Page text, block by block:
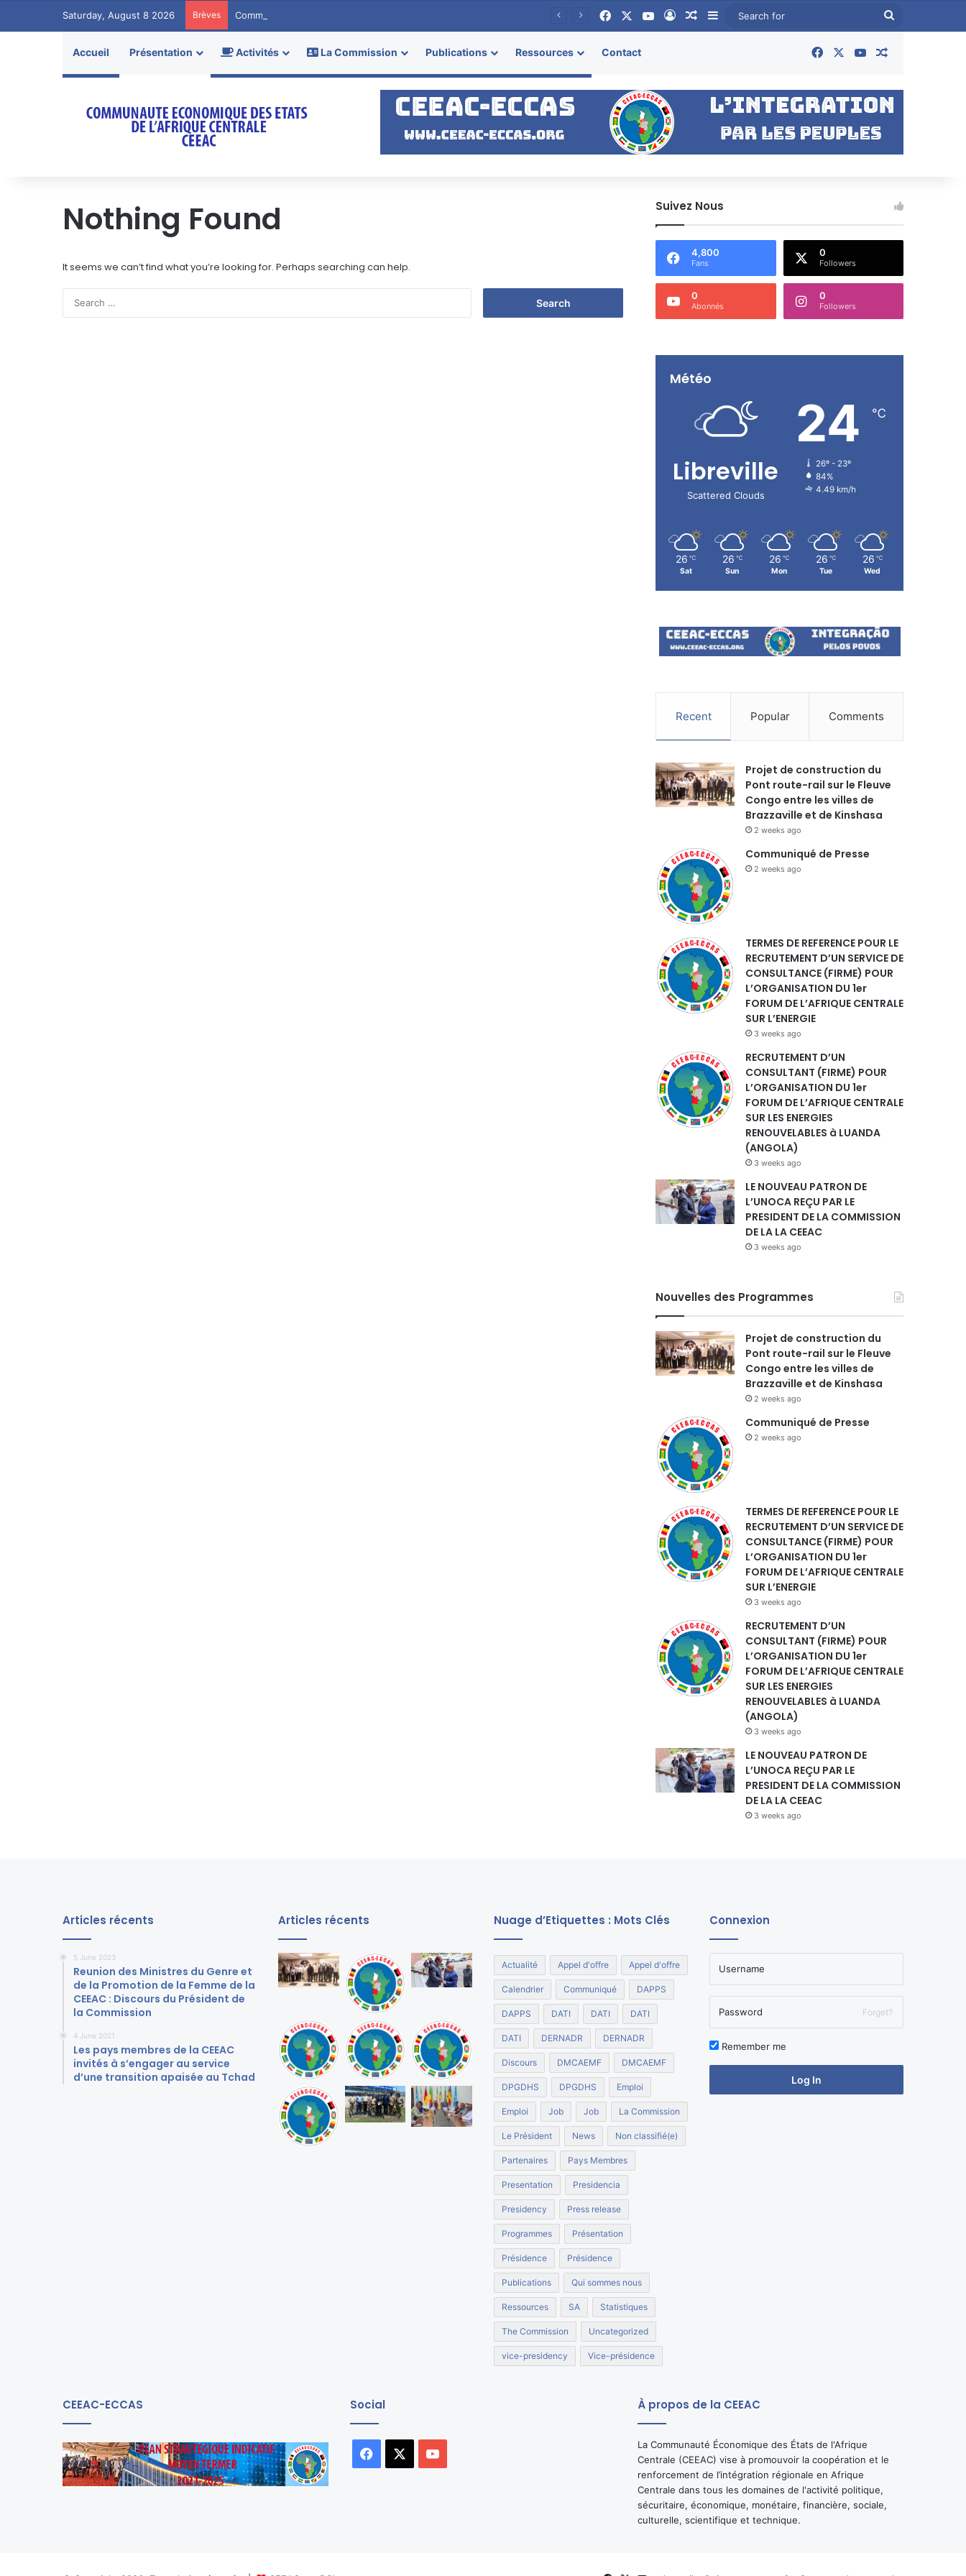
Saturday, August 8 2026 Brèves Communiqué de Presse FacebookYouTubeLog InRandom Article
Sidebar
Accueil Présentation Activités La Commission Publications Ressources Contact FacebookYouTube
Nothing Found
It seems we can’t find what you’re looking for. Perhaps searching can help.
Suivez Nous
4,800
Fans
0
Followers
0
Abonnés
0
Followers
Météo
Libreville
Scattered Clouds
24 ℃
26º - 23º
84%
4.49 km/h
26 ℃
Sat
26 ℃
Sun
26 ℃
Mon
26 ℃
Tue
26 ℃
Wed
Recent Popular Comments
Projet de construction du
Pont route-rail sur le Fleuve
Congo entre les villes de
Brazzaville et de Kinshasa
2 weeks ago
Communiqué de Presse
2 weeks ago
TERMES DE REFERENCE POUR LE
RECRUTEMENT D’UN SERVICE DE
CONSULTANCE (FIRME) POUR
L’ORGANISATION DU 1er
FORUM DE L’AFRIQUE CENTRALE
SUR L’ENERGIE
3 weeks ago
RECRUTEMENT D’UN
CONSULTANT (FIRME) POUR
L’ORGANISATION DU 1er
FORUM DE L’AFRIQUE CENTRALE
SUR LES ENERGIES
RENOUVELABLES à LUANDA
(ANGOLA)
3 weeks ago
LE NOUVEAU PATRON DE
L’UNOCA REÇU PAR LE
PRESIDENT DE LA COMMISSION
DE LA LA CEEAC
3 weeks ago
Nouvelles des Programmes
Projet de construction du
Pont route-rail sur le Fleuve
Congo entre les villes de
Brazzaville et de Kinshasa
2 weeks ago
Communiqué de Presse
2 weeks ago
TERMES DE REFERENCE POUR LE
RECRUTEMENT D’UN SERVICE DE
CONSULTANCE (FIRME) POUR
L’ORGANISATION DU 1er
FORUM DE L’AFRIQUE CENTRALE
SUR L’ENERGIE
3 weeks ago
RECRUTEMENT D’UN
CONSULTANT (FIRME) POUR
L’ORGANISATION DU 1er
FORUM DE L’AFRIQUE CENTRALE
SUR LES ENERGIES
RENOUVELABLES à LUANDA
(ANGOLA)
3 weeks ago
LE NOUVEAU PATRON DE
L’UNOCA REÇU PAR LE
PRESIDENT DE LA COMMISSION
DE LA LA CEEAC
3 weeks ago
Articles récents
5 June 2023
Reunion des Ministres du Genre et
de la Promotion de la Femme de la
CEEAC : Discours du Président de
la Commission
4 June 2021
Les pays membres de la CEEAC
invités à s’engager au service
d’une transition apaisée au Tchad
Articles récents Nuage d’Etiquettes : Mots Clés
Actualité Appel d'offre Appel d'offre
Calendrier Communiqué DAPPS
DAPPS DATI DATI DATI
DATI DERNADR DERNADR
Discours DMCAEMF DMCAEMF
DPGDHS DPGDHS Emploi
Emploi Job Job La Commission
Le Président News Non classifié(e)
Partenaires Pays Membres
Presentation Presidencia
Presidency Press release
Programmes Présentation
Présidence Présidence
Publications Qui sommes nous
Ressources SA Statistiques
The Commission Uncategorized
vice-presidency Vice-présidence
Connexion
Forget?
Remember me
Log In
CEEAC-ECCAS Social
Facebook YouTube
À propos de la CEEAC
La Communauté Économique des États de l'Afrique
Centrale (CEEAC) vise à promouvoir la coopération et le
renforcement de l’intégration régionale en Afrique
Centrale dans tous les domaines de l'activité politique,
sécuritaire, économique, monétaire, financière, sociale,
culturelle, scientifique et technique.